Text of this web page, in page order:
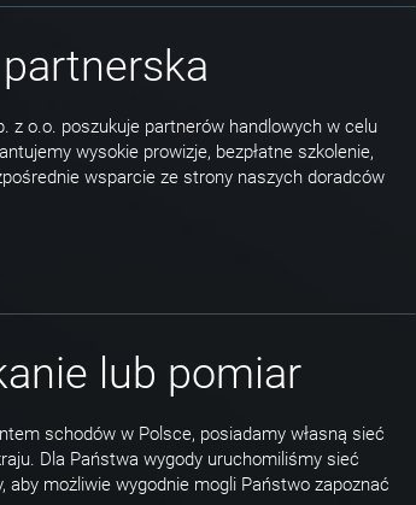
z o.o. poszukuje partnerów handlowych w celu
wysokie prowizje, bezpłatne szkolenie,
wsparcie ze strony naszych doradców
lub pomiar
schodów w Polsce, posiadamy własną sieć
Dla Państwa wygody uruchomiliśmy sieć
aby możliwie wygodnie mogli Państwo zapoznać